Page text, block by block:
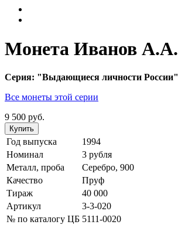
Монета Иванов А.А.
Серия: "Выдающиеся личности России"
Все монеты этой серии
9 500 руб.
Купить
Год выпуска
1994
Номинал
3 рубля
Металл, проба
Серебро, 900
Качество
Пруф
Тираж
40 000
Артикул
3-3-020
№ по каталогу ЦБ 5111-0020